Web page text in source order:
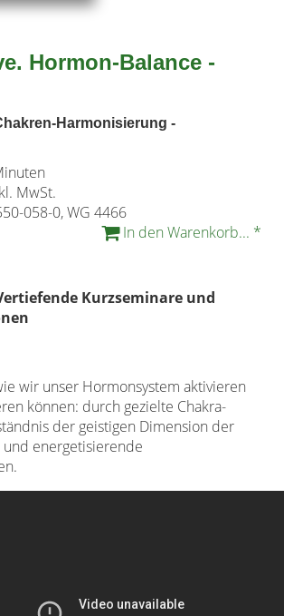
Hormon-Balance -
Harmonisierung -
MwSt.
058-0, WG 4466
In den Warenkorb... *
Kurzseminare und
wir unser Hormonsystem aktivieren
können: durch gezielte Chakra-
der geistigen Dimension der
energetisierende